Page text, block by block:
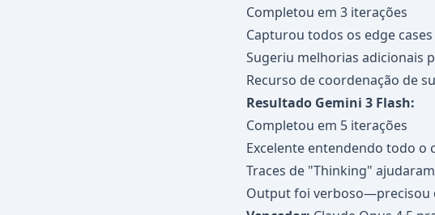
Completou em 3 iterações
Capturou todos os edge cases
Sugeriu melhorias adicionais
Recurso de coordenação de
Resultado Gemini 3 Flash:
Completou em 5 iterações
Excelente entendendo todo o
Traces de "Thinking"
Output foi verboso—precisou